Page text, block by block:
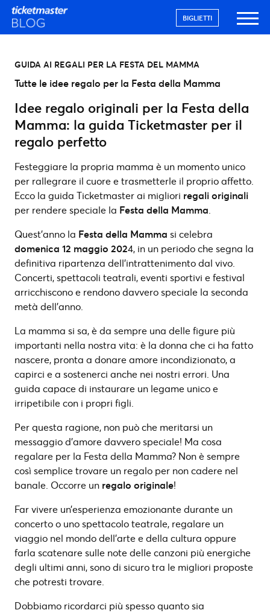
BIGLIETTI
GUIDA AI REGALI PER LA FESTA DEL MAMMA
Tutte le idee regalo per la Festa della Mamma
Idee regalo originali per la Festa della
Mamma: la guida Ticketmaster per il
regalo perfetto
Festeggiare la propria mamma è un momento unico
per rallegrare il cuore e trasmetterle il proprio affetto.
Ecco la guida Ticketmaster ai migliori regali originali
per rendere speciale la Festa della Mamma
Quest’anno la Festa della Mamma si celebra
domenica 12 maggio 2024, in un periodo che segna la
definitiva ripartenza dell’intrattenimento dal vivo.
Concerti, spettacoli teatrali, eventi sportivi e festival
arricchiscono e rendono davvero speciale la seconda
metà dell’anno.
La mamma si sa, è da sempre una delle figure più
importanti nella nostra vita: è la donna che ci ha fatto
nascere, pronta a donare amore incondizionato, a
capirci e a sostenerci anche nei nostri errori. Una
guida capace di instaurare un legame unico e
irripetibile con i propri figli.
Per questa ragione, non può che meritarsi un
messaggio d’amore davvero speciale! Ma cosa
regalare per la Festa della Mamma? Non è sempre
così semplice trovare un regalo per non cadere nel
banale. Occorre un regalo originale!
Far vivere un’esperienza emozionante durante un
concerto o uno spettacolo teatrale, regalare un
viaggio nel mondo dell’arte e della cultura oppure
farla scatenare sulle note delle canzoni più energiche
degli ultimi anni, sono di sicuro tra le migliori proposte
che potresti trovare.
Dobbiamo ricordarci più spesso quanto sia